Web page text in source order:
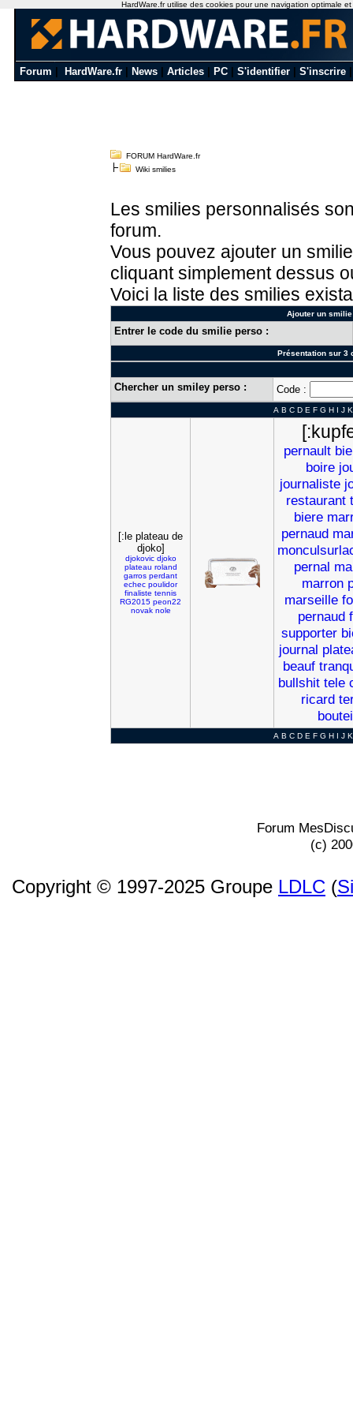
Forum HardWare.fr News Articles PC S'identifier S'inscrire
FORUM HardWare.fr
Wiki smilies
Les smilies personnalisés
forum.
Vous pouvez ajouter un
cliquant simplement dessus
Voici la liste des smilies
Ajouter un
Entrer le code du smilie perso :
Présentation sur 3
Chercher un smiley perso : Code :
A B C D E F G H I J K
[:le plateau de
djoko]
djokovic djoko
plateau roland
garros perdant
echec poulidor
finaliste tennis
RG2015 peon22
novak nole
pernault
boire
journaliste
restaurant
biere
pernaud
pernal
marron
marseille
pernaud
supporter
journal
beauf
bullshit tele
ricard
A B C D E F G H I J K
Forum
(c)
Copyright © 1997-2025 Groupe LDLC (
HardWare.fr utilise des cookies pour une navigation optimale